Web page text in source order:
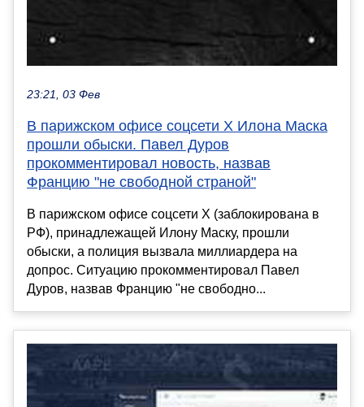
23:21, 03 Фев
В парижском офисе соцсети X Илона Маска
прошли обыски. Павел Дуров
прокомментировал новость, назвав
Францию "не свободной страной"
В парижском офисе соцсети X (заблокирована в
РФ), принадлежащей Илону Маску, прошли
обыски, а полиция вызвала миллиардера на
допрос. Ситуацию прокомментировал Павел
Дуров, назвав Францию "не свободно...